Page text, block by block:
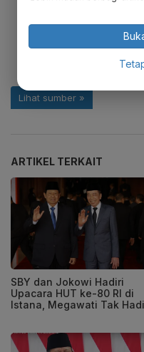
ARTIKEL TERKAIT
SBY dan Jokowi Hadiri
Upacara HUT ke-80 RI di
Istana, Megawati Tak